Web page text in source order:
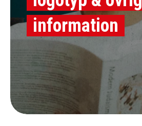
information